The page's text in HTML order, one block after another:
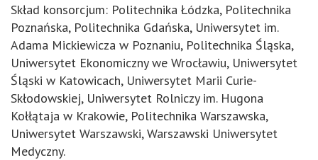
Skład konsorcjum: Politechnika Łódzka, Politechnika
Poznańska, Politechnika Gdańska, Uniwersytet im.
Adama Mickiewicza w Poznaniu, Politechnika Śląska,
Uniwersytet Ekonomiczny we Wrocławiu, Uniwersytet
Śląski w Katowicach, Uniwersytet Marii Curie-
Skłodowskiej, Uniwersytet Rolniczy im. Hugona
Kołłątaja w Krakowie, Politechnika Warszawska,
Uniwersytet Warszawski, Warszawski Uniwersytet
Medyczny.